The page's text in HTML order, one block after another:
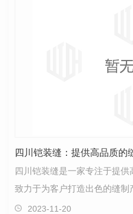
四川铠装缝：提供高品质的
四川铠装缝是一家专注于提
致力于为客户打造出色的缝
求，并以专业、可靠的服务
2023-11-20